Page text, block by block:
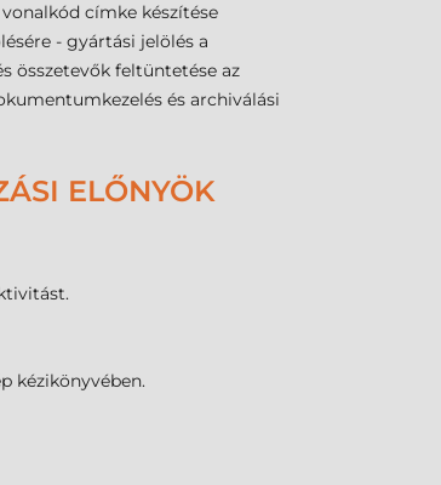
címke készítése
- gyártási jelölés a
összetevők feltüntetése az
és archiválási
ELŐNYÖK
kézikönyvében.